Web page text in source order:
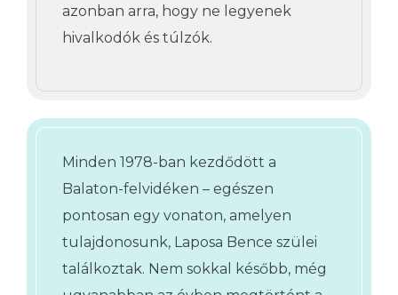
azonban arra, hogy ne legyenek
hivalkodók és túlzók.
Minden 1978-ban kezdődött a
Balaton-felvidéken – egészen
pontosan egy vonaton, amelyen
tulajdonosunk, Laposa Bence szülei
találkoztak. Nem sokkal később, még